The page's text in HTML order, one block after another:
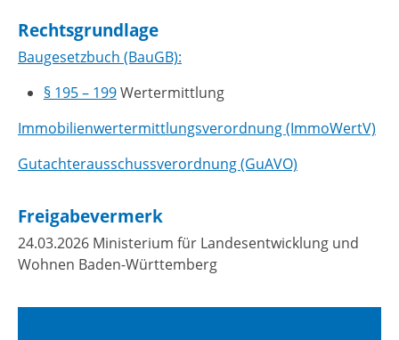
Rechtsgrundlage
Baugesetzbuch (BauGB):
§ 195 – 199Wertermittlung
Immobilienwertermittlungsverordnung (ImmoWertV)
Gutachterausschussverordnung (GuAVO)
Freigabevermerk
24.03.2026 Ministerium für Landesentwicklung und
Wohnen Baden-Württemberg